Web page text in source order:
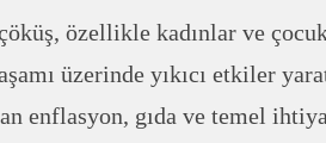
özellikle kadınlar ve
üzerinde yıkıcı etkiler
enflasyon, gıda ve temel